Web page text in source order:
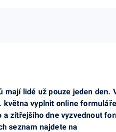
lidé už pouze jeden den.
vyplnit online
a zítřejšího dne vyzvednout
seznam najdete na